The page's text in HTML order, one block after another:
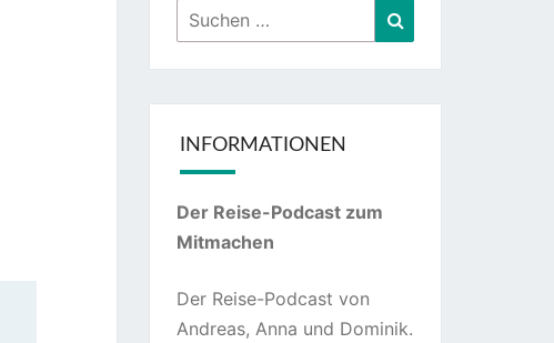
Suchen
nach:
INFORMATIONEN
Der Reise-Podcast zum
Mitmachen
Der Reise-Podcast von
Andreas, Anna und Dominik.